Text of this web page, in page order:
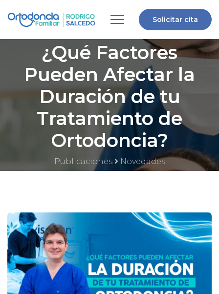
Solicitar cita
¿Qué Factores
Pueden Afectar la
Duración de tu
Tratamiento de
Ortodoncia?
Publicaciones Novedades